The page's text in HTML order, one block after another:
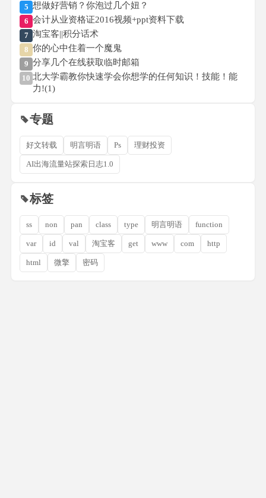
5 想做好营销？你泡过几个妞？
6 会计从业资格证2016视频+ppt资料下载
7 淘宝客||积分话术
8 你的心中住着一个魔鬼
9 分享几个在线获取临时邮箱
10 北大学霸教你快速学会你想学的任何知识！技能！能
力!(1)
专题
好文转载 明言明语 Ps 理财投资
AI出海流量站探索日志1.0
标签
ss non pan class type 明言明语 function
var id val 淘宝客 get www com http
html 微擎 密码